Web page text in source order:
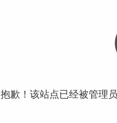
抱歉！该站点已经被管理